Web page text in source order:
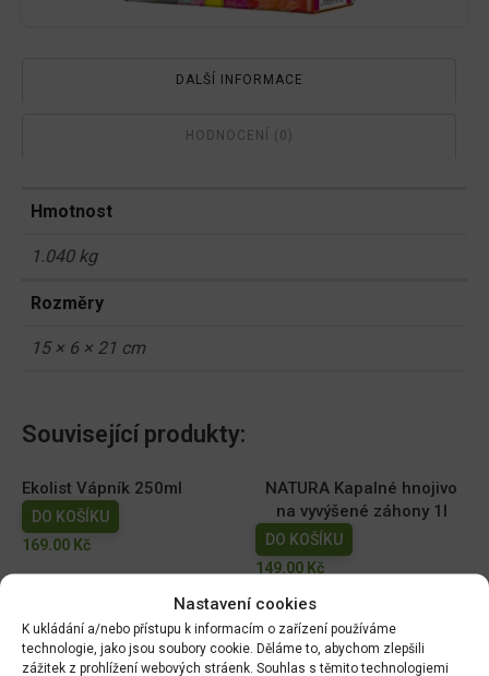
Nastavení cookies
K ukládání a/nebo přístupu k informacím o zařízení používáme
technologie, jako jsou soubory cookie. Děláme to, abychom zlepšili
zážitek z prohlížení webových stráenk. Souhlas s těmito technologiemi
DALŠÍ INFORMACE
HODNOCENÍ (0)
Hmotnost
1.040 kg
Rozměry
15 × 6 × 21 cm
Související produkty:
Ekolist Vápník 250ml
DO KOŠÍKU
169.00 Kč
NATURA Kapalné hnojivo
na vyvýšené záhony 1l
DO KOŠÍKU
149.00 Kč
AGRO Cererit Hobby GOLD
s guánem 1l
DO KOŠÍKU
Cererit s guánem Podzimní
5kg/FO +
DO KOŠÍKU